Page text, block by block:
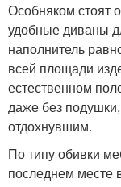
Особняком стоят
удобные диваны
наполнитель
всей площади
естественном
даже без
отдохнувшим.
По типу обивки
последнем месте